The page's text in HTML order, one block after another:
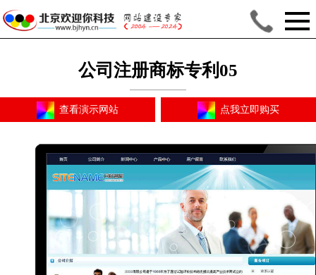
公司注册商标专利05
查看演示网站 点我立即购买